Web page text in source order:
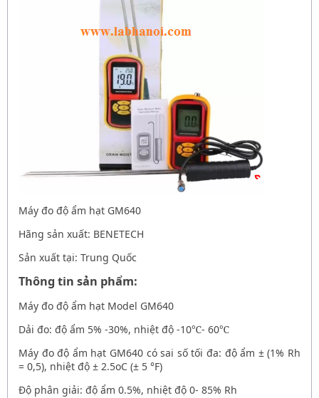
Máy đo độ ẩm hạt GM640
Hãng sản xuất: BENETECH
Sản xuất tại: Trung Quốc
Thông tin sản phẩm:
Máy đo độ ẩm hạt Model GM640
Dải đo: độ ẩm 5% -30%, nhiệt độ -10℃- 60℃
Máy đo độ ẩm hạt GM640 có sai số tối đa: độ ẩm ± (1% Rh
= 0,5), nhiệt độ ± 2.5oC (± 5 °F)
Độ phân giải: độ ẩm 0.5%, nhiệt độ 0- 85% Rh